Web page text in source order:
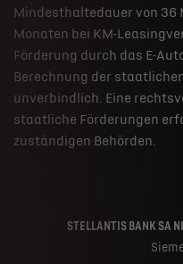
Mindesthaltedauer von 36
Monaten bei KM-
Förderung durch das E-
Berechnung der
unverbindlich. Eine
staatliche Förderungen
zuständigen Behörden.
STELLANTIS BANK SA